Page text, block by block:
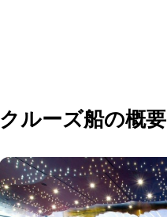
クルーズ船の概要